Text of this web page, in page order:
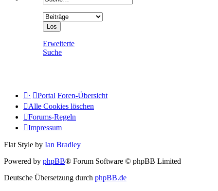
Erweiterte
Suche
· Portal Foren-Übersicht
Alle Cookies löschen
Forums-Regeln
Impressum
Flat Style by Ian Bradley
Powered by phpBB® Forum Software © phpBB Limited
Deutsche Übersetzung durch phpBB.de